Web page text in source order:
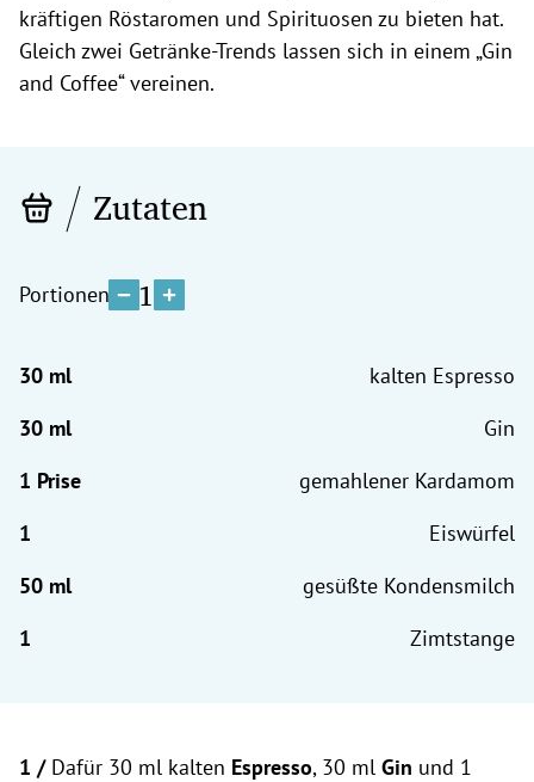
kräftigen Röstaromen und Spirituosen zu bieten hat.
Gleich zwei Getränke-Trends lassen sich in einem „Gin
and Coffee“ vereinen.
Zutaten
Portionen 1
kalten Espresso
Gin
gemahlener Kardamom
Eiswürfel
gesüßte Kondensmilch
Zimtstange
1 / Dafür 30 ml kalten Espresso, 30 ml Gin und 1